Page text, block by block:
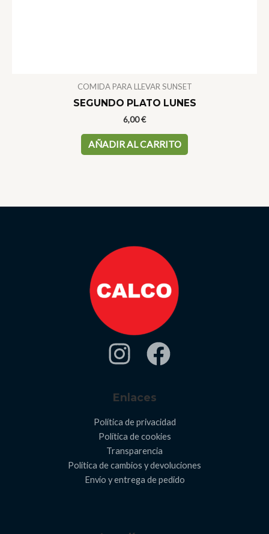
COMIDA PARA LLEVAR SUNSET
SEGUNDO PLATO LUNES
6,00€
AÑADIR AL CARRITO
Enlaces
Política de privacidad
Política de cookies
Transparencia
Política de cambios y devoluciones
Envío y entrega de pedido​